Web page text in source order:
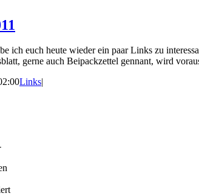
ich euch heute wieder ein paar Links zu
gerne auch Beipackzettel gennant, wird
Links|